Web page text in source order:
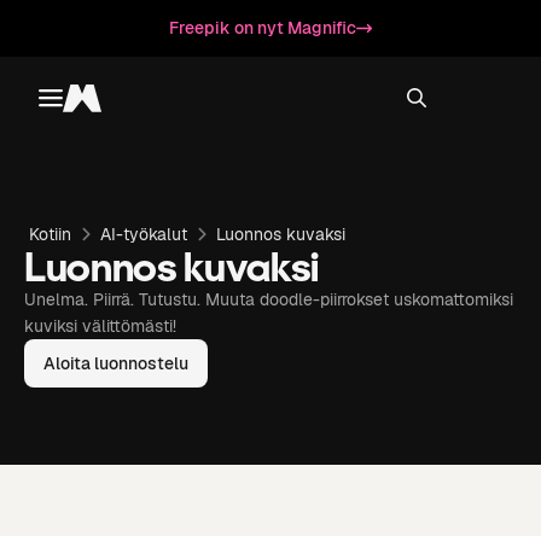
Freepik on nyt Magnific
Toggle menu
Magnific
Kotiin AI-työkalut Luonnos kuvaksi
Luonnos kuvaksi
Unelma. Piirrä. Tutustu. Muuta doodle-piirrokset uskomattomiksi
kuviksi välittömästi!
Aloita luonnostelu